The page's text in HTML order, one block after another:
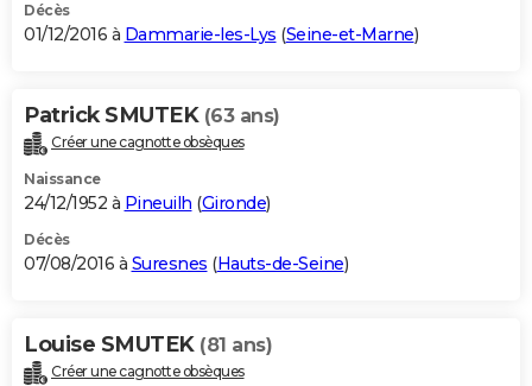
Décès
01/12/2016 à Dammarie-les-Lys (Seine-et-Marne)
Patrick SMUTEK (63 ans)
Créer une cagnotte obsèques
Naissance
24/12/1952 à Pineuilh (Gironde)
Décès
07/08/2016 à Suresnes (Hauts-de-Seine)
Louise SMUTEK (81 ans)
Créer une cagnotte obsèques